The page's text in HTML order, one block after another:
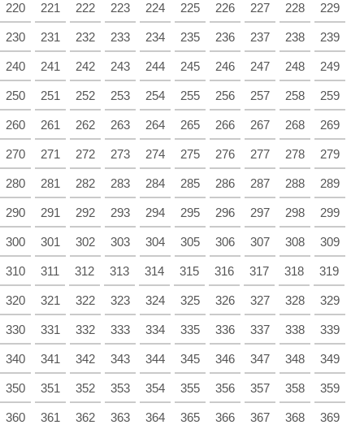
220 221 222 223 224 225 226 227 228 229
230 231 232 233 234 235 236 237 238 239
240 241 242 243 244 245 246 247 248 249
250 251 252 253 254 255 256 257 258 259
260 261 262 263 264 265 266 267 268 269
270 271 272 273 274 275 276 277 278 279
280 281 282 283 284 285 286 287 288 289
290 291 292 293 294 295 296 297 298 299
300 301 302 303 304 305 306 307 308 309
310 311 312 313 314 315 316 317 318 319
320 321 322 323 324 325 326 327 328 329
330 331 332 333 334 335 336 337 338 339
340 341 342 343 344 345 346 347 348 349
350 351 352 353 354 355 356 357 358 359
360 361 362 363 364 365 366 367 368 369